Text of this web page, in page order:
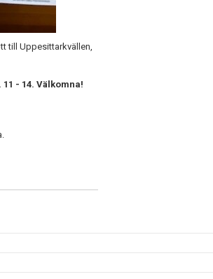
till Uppesittarkvällen,
- 14. Välkomna!